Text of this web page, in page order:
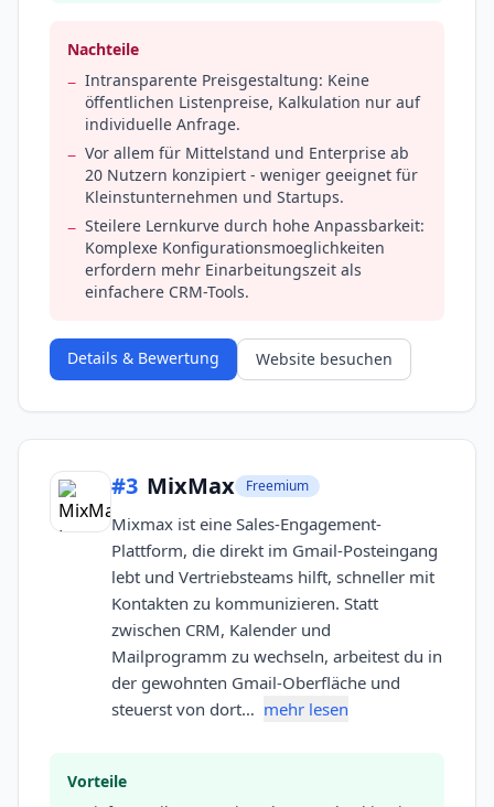
Nachteile
− Intransparente Preisgestaltung: Keine
öffentlichen Listenpreise, Kalkulation nur auf
individuelle Anfrage.
− Vor allem für Mittelstand und Enterprise ab
20 Nutzern konzipiert - weniger geeignet für
Kleinstunternehmen und Startups.
− Steilere Lernkurve durch hohe Anpassbarkeit:
Komplexe Konfigurationsmoeglichkeiten
erfordern mehr Einarbeitungszeit als
einfachere CRM-Tools.
Details & Bewertung Website besuchen
#3 MixMax Freemium
Mixmax ist eine Sales-Engagement-
Plattform, die direkt im Gmail-Posteingang
lebt und Vertriebsteams hilft, schneller mit
Kontakten zu kommunizieren. Statt
zwischen CRM, Kalender und
Mailprogramm zu wechseln, arbeitest du in
der gewohnten Gmail-Oberfläche und
steuerst von dort… mehr lesen
Vorteile